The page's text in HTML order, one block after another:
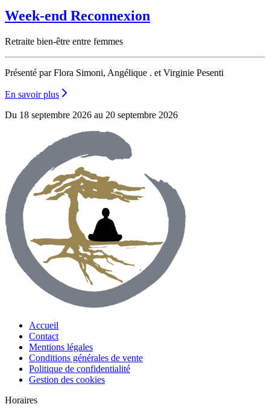
Week-end Reconnexion
Retraite bien-être entre femmes
Présenté par Flora Simoni, Angélique . et Virginie Pesenti
En savoir plus
Du 18 septembre 2026 au 20 septembre 2026
Accueil
Contact
Mentions légales
Conditions générales de vente
Politique de confidentialité
Gestion des cookies
Horaires